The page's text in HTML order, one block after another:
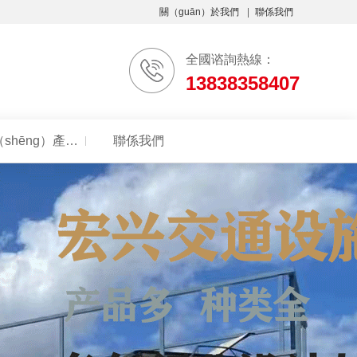
關（guān）於我們 聯係我們
全國谘詢熱線：
13838358407
生（shēng）產環境 聯係我們